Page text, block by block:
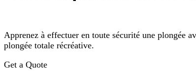
Apprenez à effectuer en toute sécurité une plongée
plongée totale récréative.
Get a Quote